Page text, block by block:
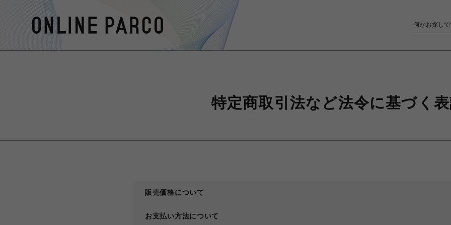
特定商取引法など法令に基づく
販売価格について
お支払い方法について